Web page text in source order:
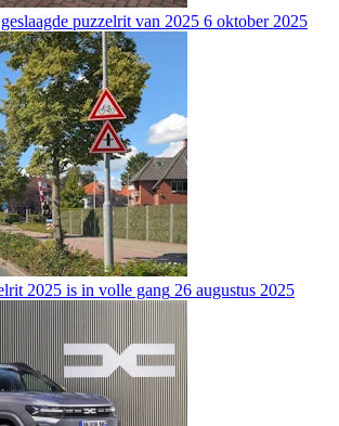
puzzelrit van 2025 6 oktober 2025
2025 is in volle gang 26 augustus 2025